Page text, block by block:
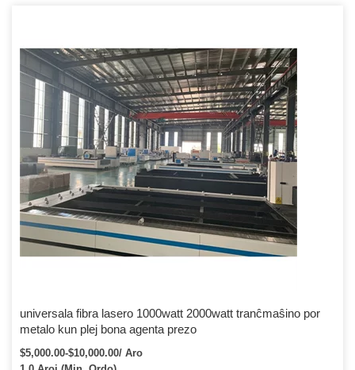
universala fibra lasero 1000watt 2000watt tranĉmaŝino por
metalo kun plej bona agenta prezo
$5,000.00-$10,000.00/ Aro